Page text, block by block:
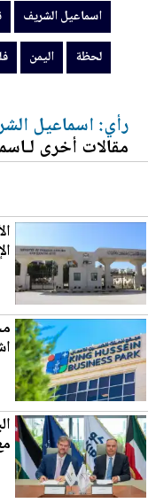
اسماعيل الشريف
لحظة
اليمن
رأي: اسماعيل
مقالات أخرى
ا